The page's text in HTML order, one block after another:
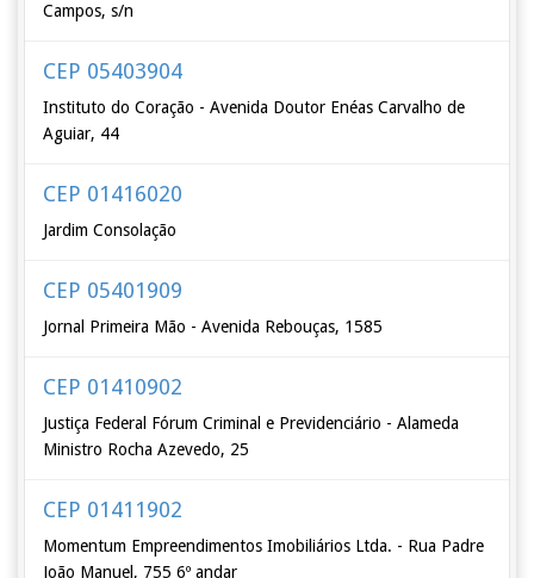
Campos, s/n
CEP 05403904
Instituto do Coração - Avenida Doutor Enéas Carvalho de
Aguiar, 44
CEP 01416020
Jardim Consolação
CEP 05401909
Jornal Primeira Mão - Avenida Rebouças, 1585
CEP 01410902
Justiça Federal Fórum Criminal e Previdenciário - Alameda
Ministro Rocha Azevedo, 25
CEP 01411902
Momentum Empreendimentos Imobiliários Ltda. - Rua Padre
João Manuel, 755 6º andar